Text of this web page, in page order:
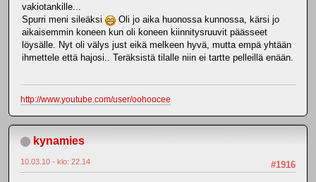
vakiotankille...
Spurri meni sileäksi
Oli jo aika huonossa kunnossa, kärsi jo
aikaisemmin koneen kun oli koneen kiinnitysruuvit päässeet
löysälle. Nyt oli välys just eikä melkeen hyvä, mutta empä yhtään
ihmettele että hajosi.. Teräksistä tilalle niin ei tartte pelleillä enään.
http://www.youtube.com/user/oohoocee
kynamies
#1916
10.03.10 - klo: 22.14